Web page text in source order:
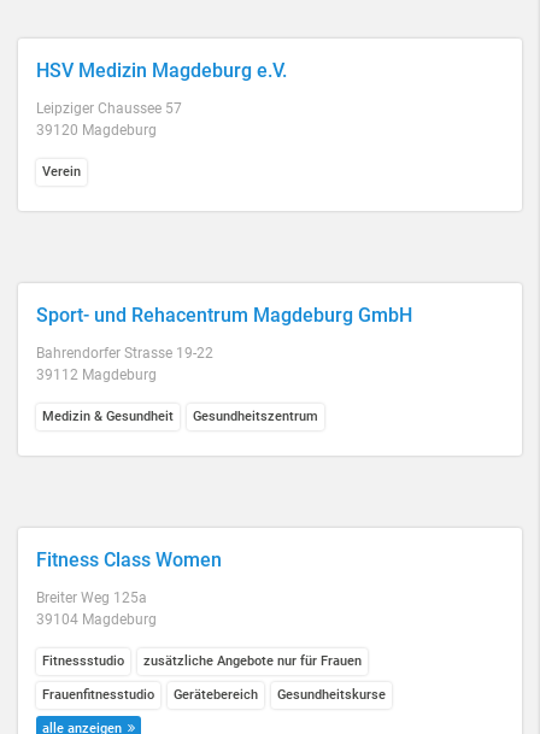
HSV Medizin Magdeburg e.V.
Leipziger Chaussee 57
39120 Magdeburg
Verein
Sport- und Rehacentrum Magdeburg GmbH
Bahrendorfer Strasse 19-22
39112 Magdeburg
Medizin & Gesundheit Gesundheitszentrum
Fitness Class Women
Breiter Weg 125a
39104 Magdeburg
Fitnessstudio zusätzliche Angebote nur für Frauen
Frauenfitnesstudio Gerätebereich Gesundheitskurse
alle anzeigen